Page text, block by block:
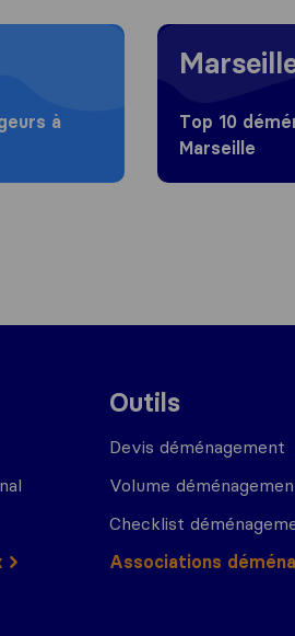
à
Moving to
Top 10
Marseille
Outils
Devis déménagement
Volume
Checklist
Associations